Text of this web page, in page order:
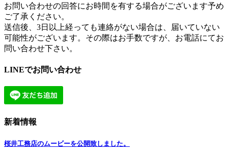
お問い合わせの回答にお時間を有する場合がございます予め
ご了承ください。
送信後、3日以上経っても連絡がない場合は、届いていない
可能性がございます。その際はお手数ですが、お電話にてお
問い合わせ下さい。
LINEでお問い合わせ
新着情報
桜井工務店のムービーを公開致しました。